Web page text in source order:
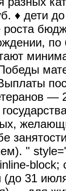
♦ дети
роста
"
31